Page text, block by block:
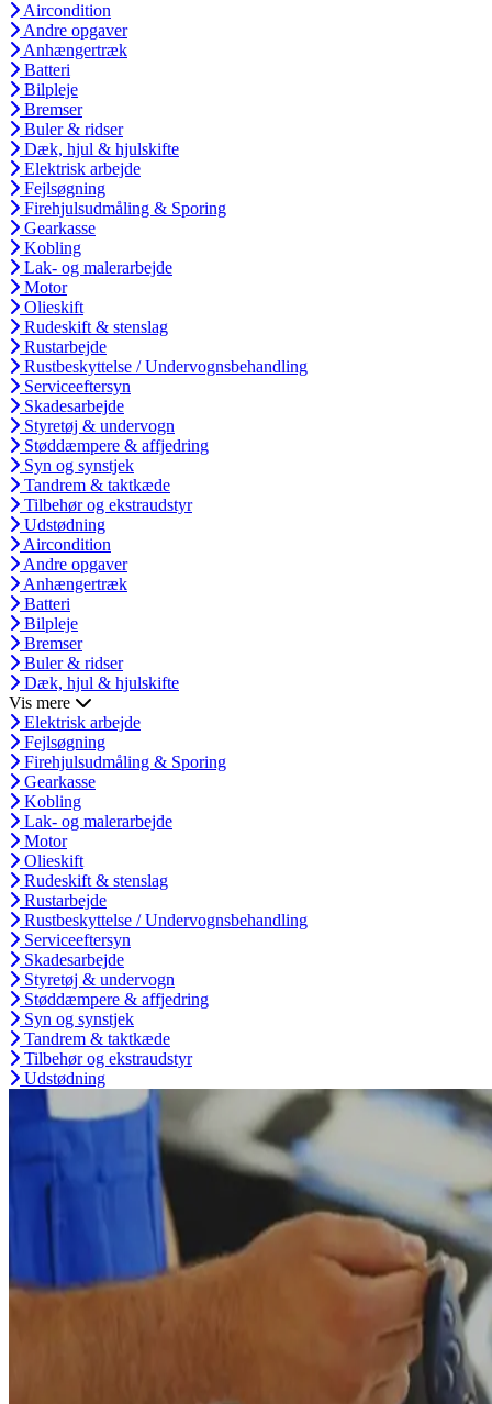
Aircondition
Andre opgaver
Anhængertræk
Batteri
Bilpleje
Bremser
Buler & ridser
Dæk, hjul & hjulskifte
Elektrisk arbejde
Fejlsøgning
Firehjulsudmåling & Sporing
Gearkasse
Kobling
Lak- og malerarbejde
Motor
Olieskift
Rudeskift & stenslag
Rustarbejde
Rustbeskyttelse / Undervognsbehandling
Serviceeftersyn
Skadesarbejde
Styretøj & undervogn
Støddæmpere & affjedring
Syn og synstjek
Tandrem & taktkæde
Tilbehør og ekstraudstyr
Udstødning
Aircondition
Andre opgaver
Anhængertræk
Batteri
Bilpleje
Bremser
Buler & ridser
Dæk, hjul & hjulskifte
Vis mere
Elektrisk arbejde
Fejlsøgning
Firehjulsudmåling & Sporing
Gearkasse
Kobling
Lak- og malerarbejde
Motor
Olieskift
Rudeskift & stenslag
Rustarbejde
Rustbeskyttelse / Undervognsbehandling
Serviceeftersyn
Skadesarbejde
Styretøj & undervogn
Støddæmpere & affjedring
Syn og synstjek
Tandrem & taktkæde
Tilbehør og ekstraudstyr
Udstødning